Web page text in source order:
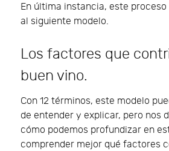
En última instancia, este
al siguiente modelo.
Los factores que
buen vino.
Con 12 términos, este modelo
de entender y explicar, pero nos
cómo podemos profundizar en
comprender mejor qué factores